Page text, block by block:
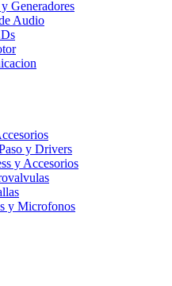
Generadores
Audio
y Drivers
y Accesorios
y Microfonos